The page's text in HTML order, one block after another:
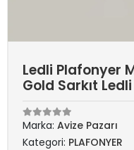
Ledli Plafonyer
Gold Sarkıt
Marka: Avize Pazarı
Kategori: PLAFONYER